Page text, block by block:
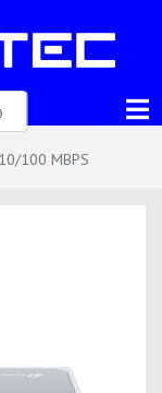
100 MBPS